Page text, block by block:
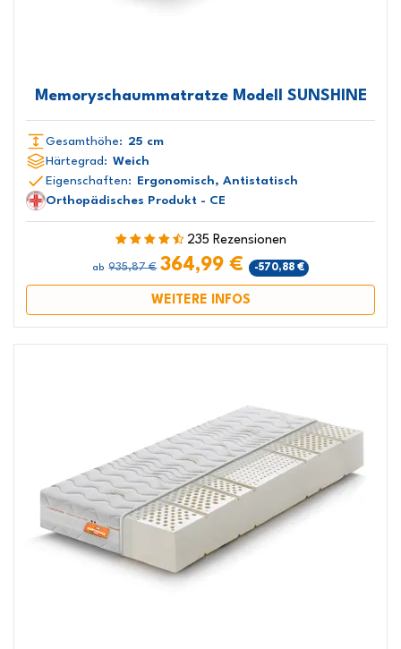
Memoryschaummatratze Modell SUNSHINE
Gesamthöhe: 25 cm
Härtegrad: Weich
Eigenschaften: Ergonomisch, Antistatisch
Orthopädisches Produkt - CE
235 Rezensionen
ab 935,87 € 364,99 € -570,88 €
WEITERE INFOS